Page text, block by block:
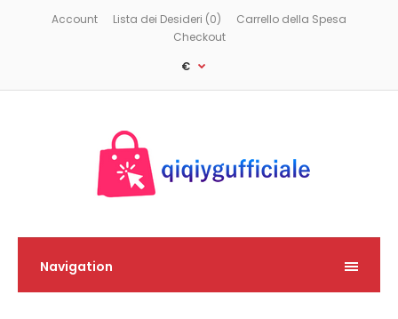
Account Lista dei Desideri (0)
Carrello della Spesa
Checkout
€
Navigation